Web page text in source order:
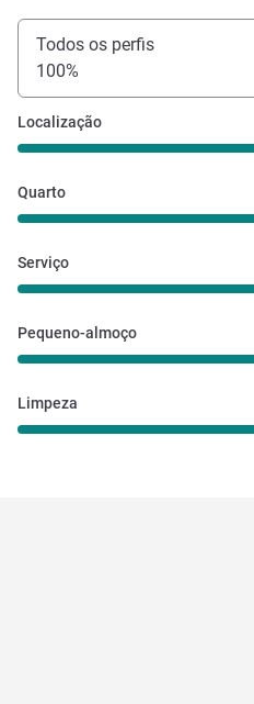
Todos os perfis
100%
Localização
Quarto
Serviço
Pequeno-almoço
Limpeza